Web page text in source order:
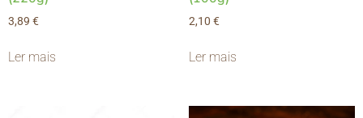
3,89 €
Ler mais
2,10 €
Ler mais